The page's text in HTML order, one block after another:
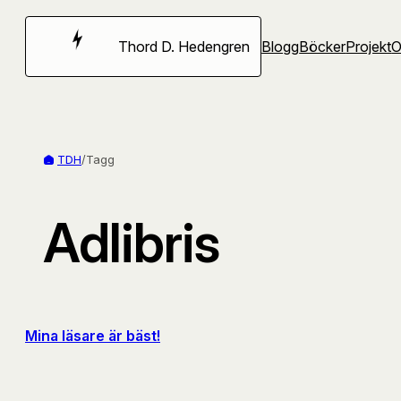
Hoppa
Thord D. Hedengren BloggBöckerProjekt
TDH/Tagg
Adlibris
Mina läsare är bäst!